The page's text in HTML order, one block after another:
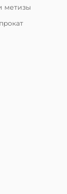
метизы